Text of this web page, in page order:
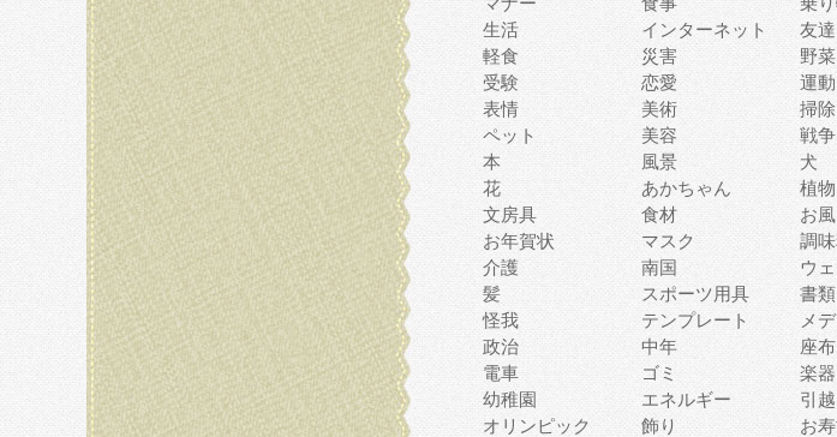
生活
インターネット 友達
軽食
災害 野菜
受験
恋愛 運動
表情
美術 掃除
ペット
美容 戦争
本
風景 犬
花
あかちゃん 植物
文房具
食材 お
お年賀状
マスク 調
介護
南国 ウ
髪
スポーツ用具 書類
怪我
テンプレート メ
政治
中年 座
電車
ゴミ 楽器
幼稚園
エネルギー 引
オリンピック
飾り お